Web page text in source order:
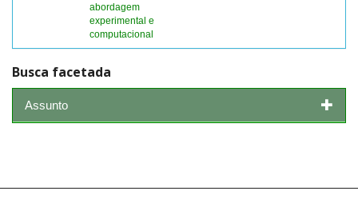
abordagem
experimental e
computacional
Busca facetada
Assunto